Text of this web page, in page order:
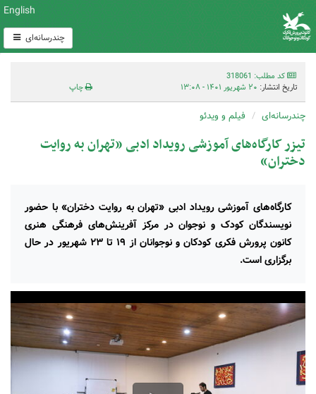
English
چندرسانه‌ای
کد مطلب: 318061
تاریخ انتشار: ۲۰ شهریور ۱۴۰۱ - ۱۳:۰۸ چاپ
چندرسانه‌ای فیلم و ویدئو
تیزر کارگاه‌های آموزشی رویداد ادبی «تهران به روایت
دختران»
کارگاه‌های آموزشی رویداد ادبی «تهران به روایت دختران» با حضور
نویسندگان کودک و نوجوان در مرکز آفرینش‌های فرهنگی هنری
کانون پرورش فکری کودکان و نوجوانان از ۱۹ تا ۲۳ شهریور در حال
برگزاری است.